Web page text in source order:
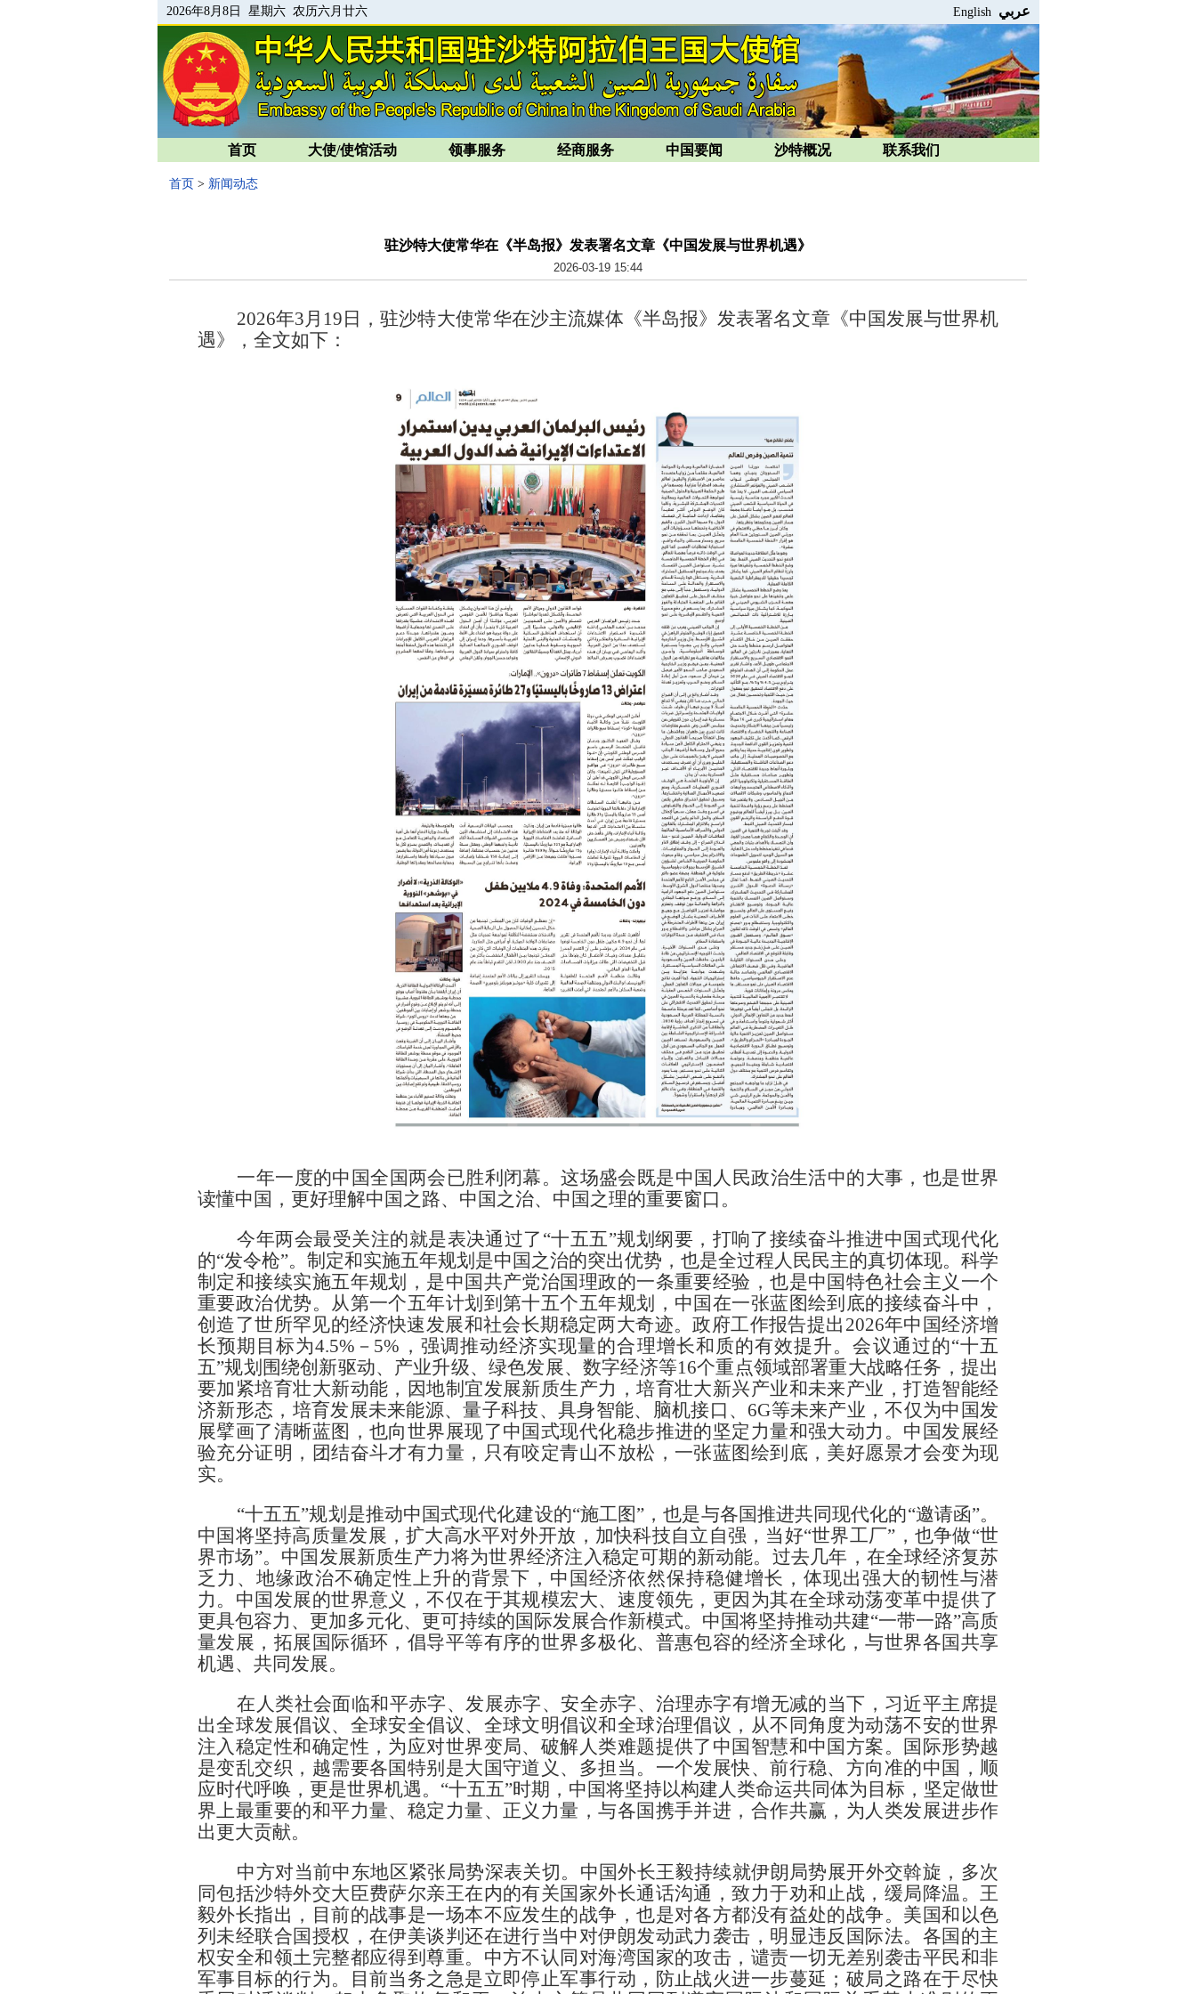
2026年8月8日 星期六 农历六月廿六 English عربي
首页 大使/使馆活动 领事服务 经商服务 中国要闻 沙特概况 联系我们
首页 > 新闻动态
驻沙特大使常华在《半岛报》发表署名文章《中国发展与世界机遇》
2026-03-19 15:44
2026年3月19日，驻沙特大使常华在沙主流媒体《半岛报》发表署名文章《中国发展与世界机
遇》，全文如下：
一年一度的中国全国两会已胜利闭幕。这场盛会既是中国人民政治生活中的大事，也是世界
读懂中国，更好理解中国之路、中国之治、中国之理的重要窗口。
今年两会最受关注的就是表决通过了“十五五”规划纲要，打响了接续奋斗推进中国式现代化
的“发令枪”。制定和实施五年规划是中国之治的突出优势，也是全过程人民民主的真切体现。科学
制定和接续实施五年规划，是中国共产党治国理政的一条重要经验，也是中国特色社会主义一个
重要政治优势。从第一个五年计划到第十五个五年规划，中国在一张蓝图绘到底的接续奋斗中，
创造了世所罕见的经济快速发展和社会长期稳定两大奇迹。政府工作报告提出2026年中国经济增
长预期目标为4.5%－5%，强调推动经济实现量的合理增长和质的有效提升。会议通过的“十五
五”规划围绕创新驱动、产业升级、绿色发展、数字经济等16个重点领域部署重大战略任务，提出
要加紧培育壮大新动能，因地制宜发展新质生产力，培育壮大新兴产业和未来产业，打造智能经
济新形态，培育发展未来能源、量子科技、具身智能、脑机接口、6G等未来产业，不仅为中国发
展擘画了清晰蓝图，也向世界展现了中国式现代化稳步推进的坚定力量和强大动力。中国发展经
验充分证明，团结奋斗才有力量，只有咬定青山不放松，一张蓝图绘到底，美好愿景才会变为现
实。
“十五五”规划是推动中国式现代化建设的“施工图”，也是与各国推进共同现代化的“邀请函”。
中国将坚持高质量发展，扩大高水平对外开放，加快科技自立自强，当好“世界工厂”，也争做“世
界市场”。中国发展新质生产力将为世界经济注入稳定可期的新动能。过去几年，在全球经济复苏
乏力、地缘政治不确定性上升的背景下，中国经济依然保持稳健增长，体现出强大的韧性与潜
力。中国发展的世界意义，不仅在于其规模宏大、速度领先，更因为其在全球动荡变革中提供了
更具包容力、更加多元化、更可持续的国际发展合作新模式。中国将坚持推动共建“一带一路”高质
量发展，拓展国际循环，倡导平等有序的世界多极化、普惠包容的经济全球化，与世界各国共享
机遇、共同发展。
在人类社会面临和平赤字、发展赤字、安全赤字、治理赤字有增无减的当下，习近平主席提
出全球发展倡议、全球安全倡议、全球文明倡议和全球治理倡议，从不同角度为动荡不安的世界
注入稳定性和确定性，为应对世界变局、破解人类难题提供了中国智慧和中国方案。国际形势越
是变乱交织，越需要各国特别是大国守道义、多担当。一个发展快、前行稳、方向准的中国，顺
应时代呼唤，更是世界机遇。“十五五”时期，中国将坚持以构建人类命运共同体为目标，坚定做世
界上最重要的和平力量、稳定力量、正义力量，与各国携手并进，合作共赢，为人类发展进步作
出更大贡献。
中方对当前中东地区紧张局势深表关切。中国外长王毅持续就伊朗局势展开外交斡旋，多次
同包括沙特外交大臣费萨尔亲王在内的有关国家外长通话沟通，致力于劝和止战，缓局降温。王
毅外长指出，目前的战事是一场本不应发生的战争，也是对各方都没有益处的战争。美国和以色
列未经联合国授权，在伊美谈判还在进行当中对伊朗发动武力袭击，明显违反国际法。各国的主
权安全和领土完整都应得到尊重。中方不认同对海湾国家的攻击，谴责一切无差别袭击平民和非
军事目标的行为。目前当务之急是立即停止军事行动，防止战火进一步蔓延；破局之路在于尽快